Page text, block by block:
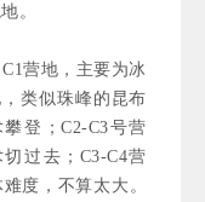
。
营地，主要为冰
类似珠峰的昆布
登；C2-C3号营
过去；C3-C4营
度，不算太大。